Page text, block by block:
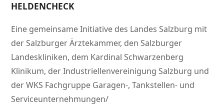
HELDENCHECK
Eine gemeinsame Initiative des Landes Salzburg mit
der Salzburger Ärztekammer, den Salzburger
Landeskliniken, dem Kardinal Schwarzenberg
Klinikum, der Industriellenvereinigung Salzburg und
der WKS Fachgruppe Garagen-, Tankstellen- und
Serviceunternehmungen/